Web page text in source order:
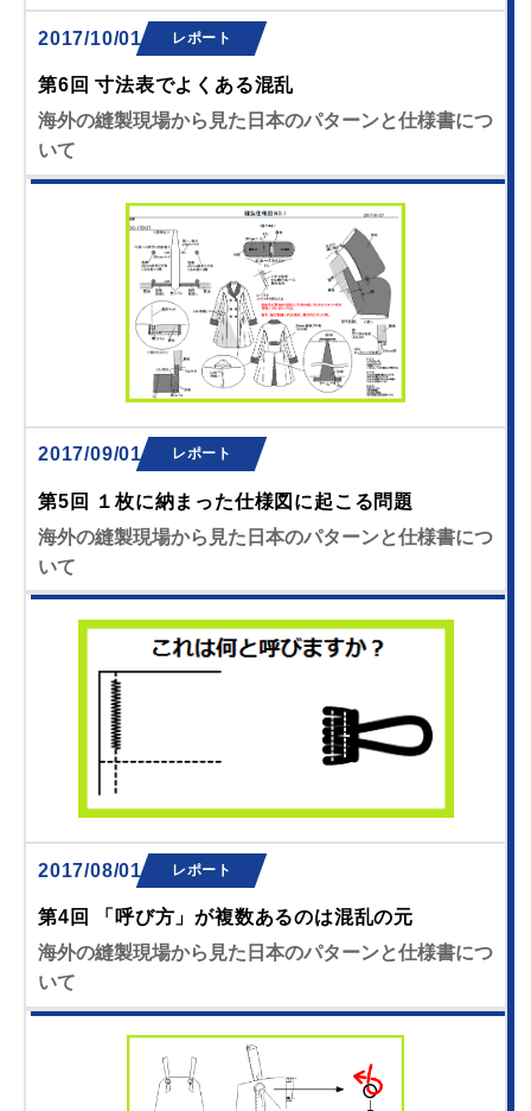
2017/10/01 レポート
第6回 寸法表でよくある混乱
海外の縫製現場から見た日本のパターンと仕様書につ
いて
2017/09/01 レポート
第5回 １枚に納まった仕様図に起こる問題
海外の縫製現場から見た日本のパターンと仕様書につ
いて
2017/08/01 レポート
第4回 「呼び方」が複数あるのは混乱の元
海外の縫製現場から見た日本のパターンと仕様書につ
いて